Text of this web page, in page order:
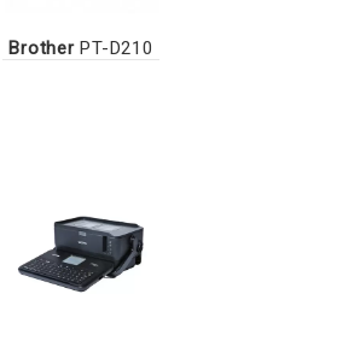
BrotherPT-D210